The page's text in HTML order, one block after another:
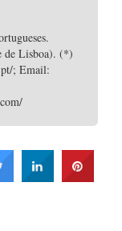
de Lisboa). (*)
; Email: